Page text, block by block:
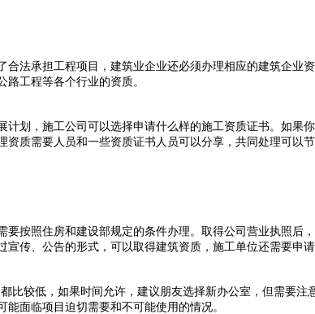
承担工程项目，建筑业企业还必须办理相应的建筑企业资
工程等各个行业的资质。
，施工公司可以选择申请什么样的施工资质证书。如果
质需要人员和一些资质证书人员可以分享，共同处理可以节
照住房和建设部规定的条件办理。取得公司营业执照后
传、公告的形式，可以取得建筑资质，施工单位还需要申
较低，如果时间允许，建议朋友选择新办公室，但需要注
面临项目迫切需要和不可能使用的情况。